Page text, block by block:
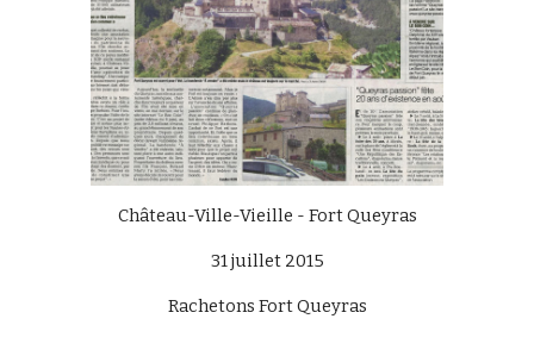
Château-Ville-Vieille - Fort Queyras
31 juillet 2015
Rachetons Fort Queyras